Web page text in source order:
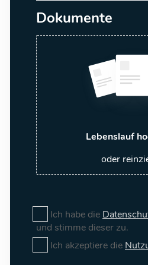
Dokumente
Lebenslauf
oder
Ich habe die
und stimme dieser zu.
Ich akzeptiere die